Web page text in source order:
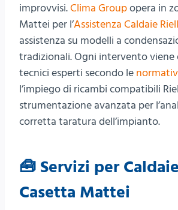
improvvisi.Clima Groupopera in
Mattei per l’Assistenza Caldaie
assistenza su modelli a
tradizionali. Ogni intervento viene
tecnici esperti secondo le
l’impiego di ricambi compatibili
strumentazione avanzata per
corretta taratura dell’impianto.
🧰 Servizi per
Casetta Mattei